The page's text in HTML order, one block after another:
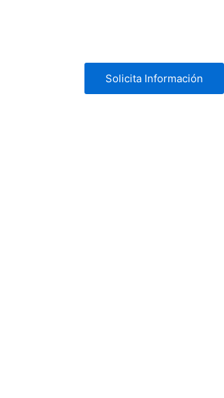
Solicita Información